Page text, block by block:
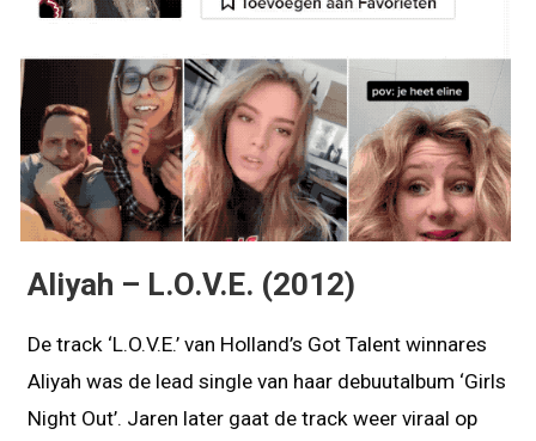
Aliyah – L.O.V.E. (2012)
De track ‘L.O.V.E.’ van Holland’s Got Talent winnares
Aliyah was de lead single van haar debuutalbum ‘Girls
Night Out’. Jaren later gaat de track weer viraal op